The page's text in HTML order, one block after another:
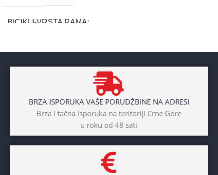
BICIKLI-VRSTA RAMA
Unisex
BRZA ISPORUKA VAŠE PORUDŽBINE NA ADRESI
Brza i tačna isporuka na teritoriji Crne Gore
u roku od 48 sati